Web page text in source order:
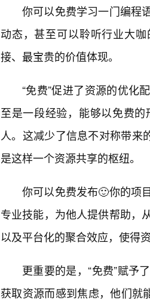
你可以免费学习一门编程
动态，甚至可以聆听行业大
接、最宝贵的价值体现。
“免费”促进了资源的优化
至是一段经验，能够以免费
人。这减少了信息不对称带来
是这样一个资源共享的枢纽。
你可以免费发布🙂你的项
专业技能，为他人提供帮助，
以及平台化的聚合效应，使得
更重要的是，“免费”赋予
获取资源而感到焦虑，他们就